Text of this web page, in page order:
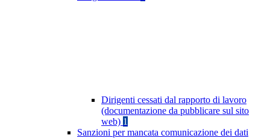
Dirigenti cessati dal rapporto di lavoro
(documentazione da pubblicare sul sito
web) 1
Sanzioni per mancata comunicazione dei dati